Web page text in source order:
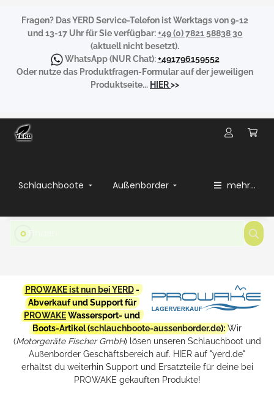
Fragen? Das YERD Service-Telefon ist Werktags von 9-12
und 13-17 Uhr für Sie verfügbar:+49 (0) 7821 58838 30
(aktuell nicht besetzt).
WhatsApp(NUR Chat):+491796159552
Oder nutze das Produktfragen-Formular auf der jeweiligen
Produktseite... HIER>>
Schlauchboote Außenborder mehr...
PROWAKE ist nun bei YERD-
Abverkauf und Support für
PROWAKEWassersport- und
Boots-Artikel (schlauchboote-aussenborder.de): Wir
(Motorgeräte Fischer GmbH) lösen unseren Schlauchboot und
Außenborder Geschäftsbereich auf. HIER auf "yerd.de"
erhältst du weiterhin Support und Ersatzteile für deine bei
PROWAKE gekauften Produkte!